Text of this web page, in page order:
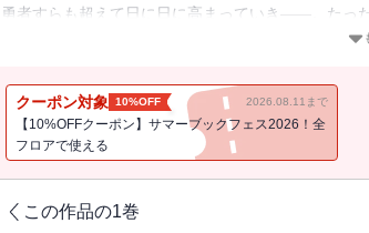
勇者すらも超えて日に日に高まっていき――。たっ
取ることに!? 攻略本知識で無双する痛快ファンタジ
クーポン対象 10%OFF 2026.08.11まで
【10%OFFクーポン】サマーブックフェス2026！全
フロアで使える
この作品の1巻